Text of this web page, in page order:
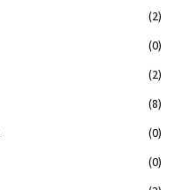
(2)
(0)
(2)
(8)
(0)
(0)